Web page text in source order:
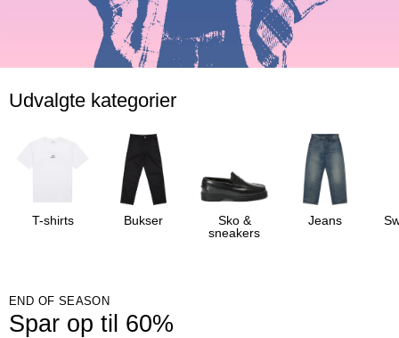
Udvalgte kategorier
T-shirts Bukser
Sko &
sneakers
Jeans
END OF SEASON
Spar op til 60%